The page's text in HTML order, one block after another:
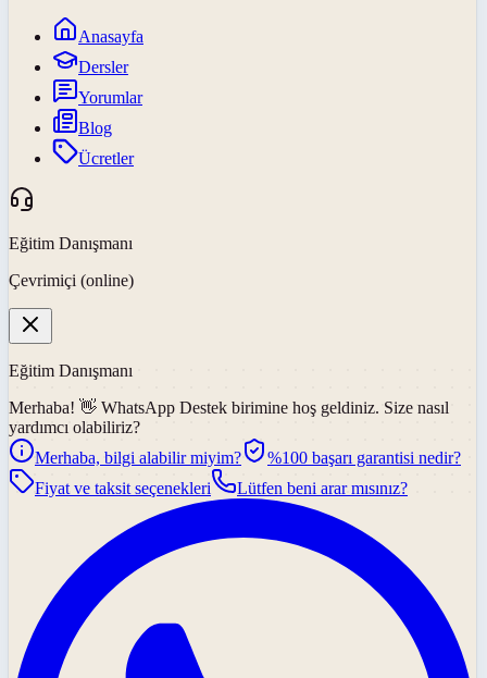
Anasayfa
Dersler
Yorumlar
Blog
Ücretler
Eğitim Danışmanı
Çevrimiçi (online)
Eğitim Danışmanı
Merhaba! 👋 WhatsApp Destek birimine hoş geldiniz. Size nasıl
yardımcı olabiliriz?
Merhaba, bilgi alabilir miyim?
%100 başarı garantisi nedir?
Fiyat ve taksit seçenekleri
Lütfen beni arar mısınız?